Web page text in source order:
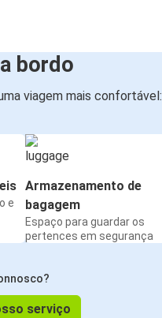
bordo
viagem mais confortável:
e
Armazenamento de
bagagem
Espaço para guardar os
pertences em segurança
serviço